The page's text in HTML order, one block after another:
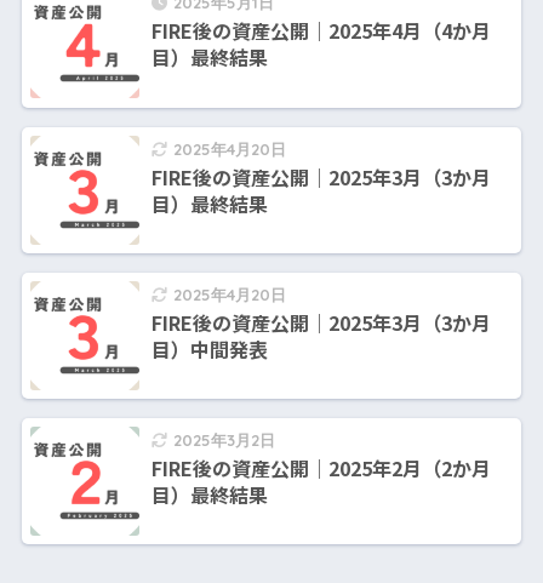
FIRE後の資産公開｜2025年4月（4か月
目）最終結果
2025年4月20日
FIRE後の資産公開｜2025年3月（3か月
目）最終結果
2025年4月20日
FIRE後の資産公開｜2025年3月（3か月
目）中間発表
2025年3月2日
FIRE後の資産公開｜2025年2月（2か月
目）最終結果